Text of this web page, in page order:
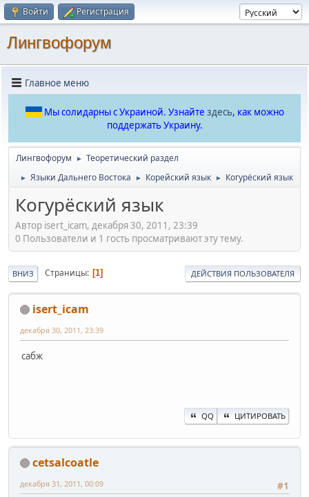
Войти Регистрация
Лингвофорум
Главное меню
Мы солидарны с Украиной. Узнайте здесь, как можно
поддержать Украину.
Лингвофорум ► Теоретический раздел
► Языки Дальнего Востока ► Корейский язык ► Когурёский язык
Когурёский язык
Автор isert_icam, декабря 30, 2011, 23:39
0 Пользователи и 1 гость просматривают эту тему.
ВНИЗ Страницы 1 ДЕЙСТВИЯ ПОЛЬЗОВАТЕЛЯ
isert_icam
декабря 30, 2011, 23:39
сабж
QQ ЦИТИРОВАТЬ
cetsalcoatle
#1
декабря 31, 2011, 00:09